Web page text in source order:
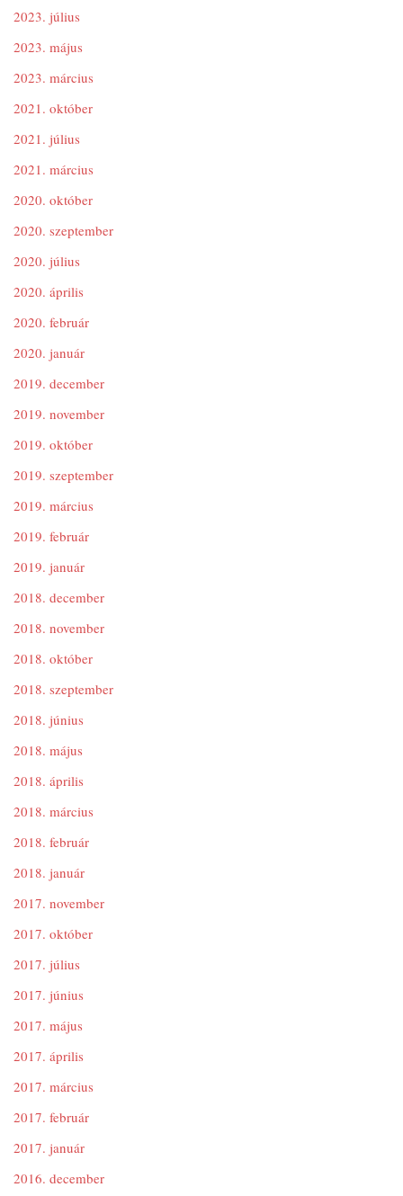
2023. július
2023. május
2023. március
2021. október
2021. július
2021. március
2020. október
2020. szeptember
2020. július
2020. április
2020. február
2020. január
2019. december
2019. november
2019. október
2019. szeptember
2019. március
2019. február
2019. január
2018. december
2018. november
2018. október
2018. szeptember
2018. június
2018. május
2018. április
2018. március
2018. február
2018. január
2017. november
2017. október
2017. július
2017. június
2017. május
2017. április
2017. március
2017. február
2017. január
2016. december